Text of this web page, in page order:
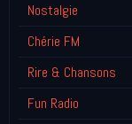
Nostalgie
Chérie FM
Rire & Chansons
Fun Radio